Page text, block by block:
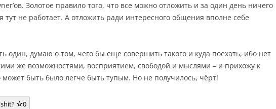
Золотое правило того, что все можно отложить и за один день ничего
тут не работает. А отложить ради интересного общения вполне себе
один, думаю о том, чего бы еще совершить такого и куда поехать, ибо нет
же возможностями, восприятием, свободой и мыслями – и прихожу к
может быть было легче быть тупым. Но не получилось, чёрт!
0